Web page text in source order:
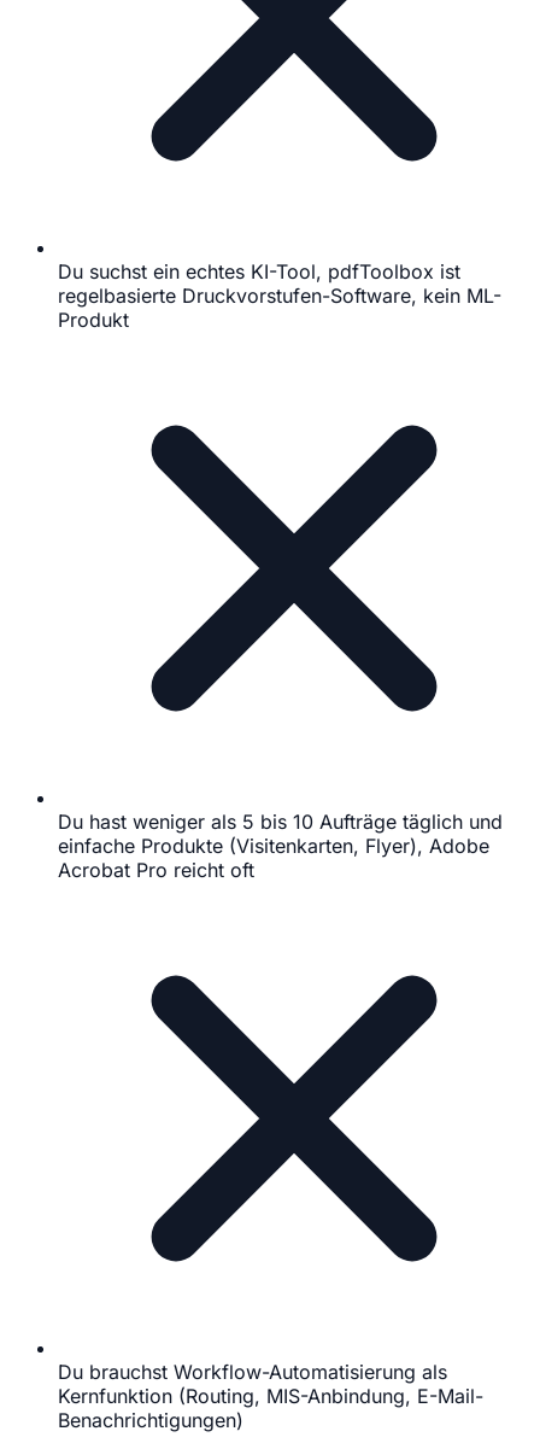
Du suchst ein echtes KI-Tool, pdfToolbox ist
regelbasierte Druckvorstufen-Software, kein ML-
Produkt
Du hast weniger als 5 bis 10 Aufträge täglich und
einfache Produkte (Visitenkarten, Flyer), Adobe
Acrobat Pro reicht oft
Du brauchst Workflow-Automatisierung als
Kernfunktion (Routing, MIS-Anbindung, E-Mail-
Benachrichtigungen)